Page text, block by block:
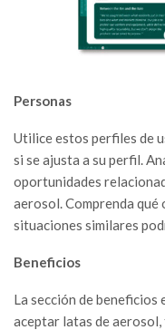
Personas
Utilice estos perfiles de
si se ajusta a su perfil.
oportunidades
aerosol. Comprenda
situaciones similares
Beneficios
La sección de beneficios
aceptar latas de